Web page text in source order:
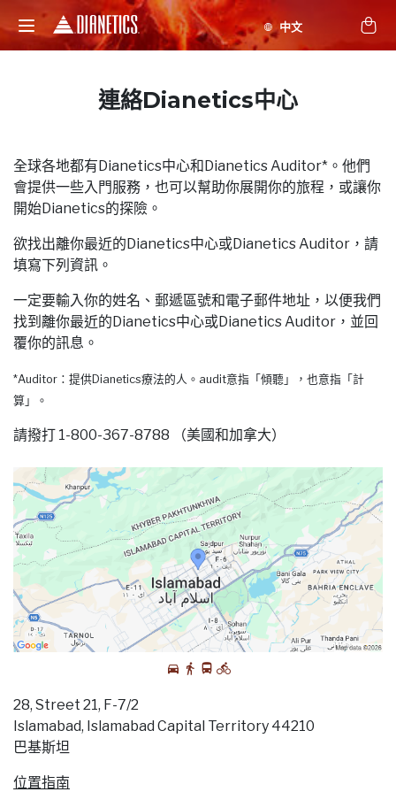
連絡Dianetics中心
全球各地都有Dianetics中心和Dianetics Auditor*。他們
會提供一些入門服務，也可以幫助你展開你的旅程，或讓你
開始Dianetics的探險。
欲找出離你最近的Dianetics中心或Dianetics Auditor，請
填寫下列資訊。
一定要輸入你的姓名、郵遞區號和電子郵件地址，以便我們
找到離你最近的Dianetics中心或Dianetics Auditor，並回
覆你的訊息。
*Auditor：提供Dianetics療法的人。audit意指「傾聽」，也意指「計
算」。
請撥打 1-800-367-8788 （美國和加拿大）
28, Street 21, F-7/2
Islamabad, Islamabad Capital Territory 44210
巴基斯坦
位置指南